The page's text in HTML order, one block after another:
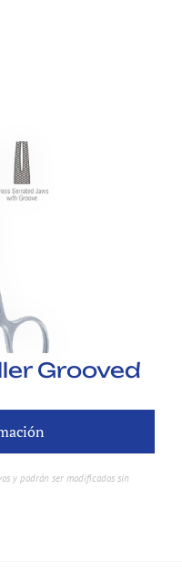
Grooved
y podrán ser modificados sin